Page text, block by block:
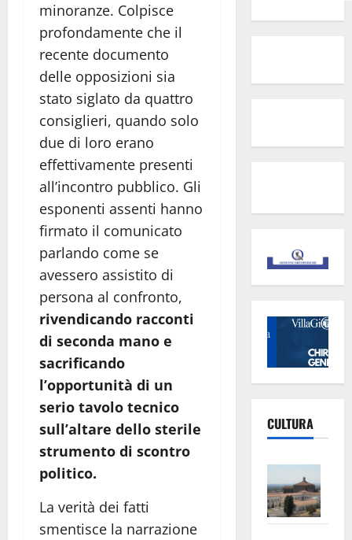
minoranze. Colpisce
profondamente che il
recente documento
delle opposizioni sia
stato siglato da quattro
consiglieri, quando solo
due di loro erano
effettivamente presenti
all’incontro pubblico. Gli
esponenti assenti hanno
firmato il comunicato
parlando come se
avessero assistito di
persona al confronto,
rivendicando racconti
di seconda mano e
sacrificando
l’opportunità di un
serio tavolo tecnico
sull’altare dello sterile
strumento di scontro
politico.
La verità dei fatti
smentisce la narrazione
CULTURA